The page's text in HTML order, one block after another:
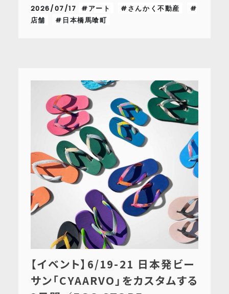
2026/07/17 #アート #さんかく不動産
#
店舗
#日本橋馬喰町
【イベント】6/19-21 日本発ビー
サン「CYAARVO」をカスタムする